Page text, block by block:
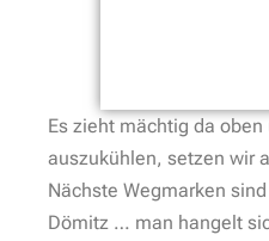
Es zieht mächtig da
auszukühlen, setzen wir
Nächste Wegmarken
Dömitz … man hangelt